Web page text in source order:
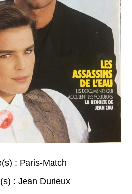
: Paris-Match
: Jean Durieux